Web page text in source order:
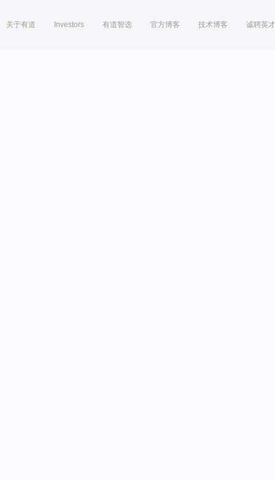
关于有道 Investors 有道智选 官方博客 技术博客 诚聘英才